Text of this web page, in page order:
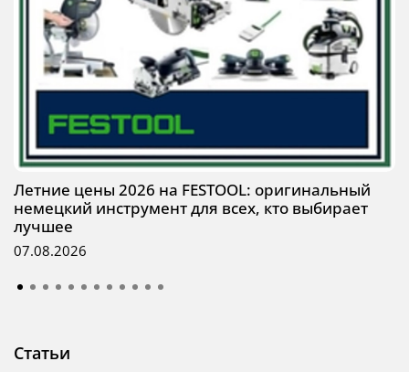
Летние цены 2026 на FESTOOL: оригинальный
немецкий инструмент для всех, кто выбирает
лучшее
07.08.2026
Статьи